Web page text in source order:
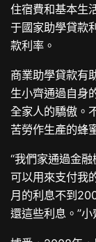
住宿費和基本生
于國家助學貸款
款利率。
商業助學貸款有
生小齊通過自身
全家人的驕傲。
苦勞作生產的蜂
“我們家通過金
可以用來支付我
月的利息不到
還這些利息。”小